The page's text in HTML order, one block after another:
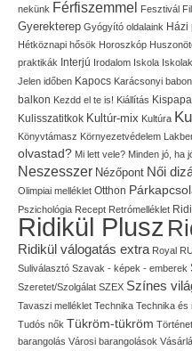
nekünk Férfiszemmel Fesztivál
Gyerekterep Gyógyító oldalaink Házi
Hétköznapi hősök Horoszkóp
praktikák Interjú Irodalom Iskola
Jelen időben Kapocs Karácsonyi
balkon Kezdd el te is! Kiállítás
Kulisszatitkok Kultúr-mix Kultúra
Könyvtámasz Környezetvédelem
olvastad? Mi lett vele? Minden jó, ha
Neszesszer Nézőpont Női
Olimpiai melléklet Otthon
Pszichológia Recept Retrómelléklet
Ridikül Plusz
Ridikül válogatás extra Royal
Suliválasztó Szavak - képek - emberek
Szeretet/Szolgálat SZEX Színes
Tavaszi melléklet Technika Technika és
Tudós nők Tükröm-tükröm
barangolás Városi barangolások